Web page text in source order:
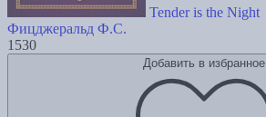
Tender is the Night
Фицджеральд Ф.С.
1530
Добавить в избранное